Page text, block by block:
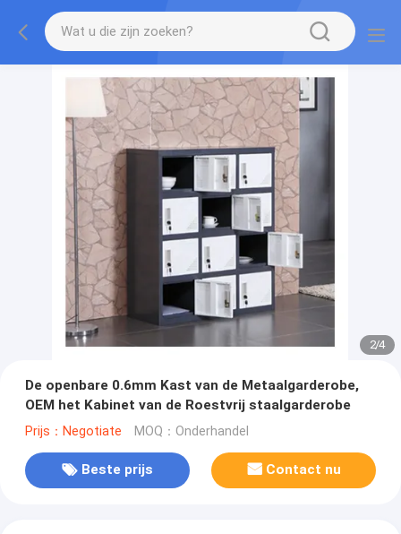
2/4
De openbare 0.6mm Kast van de Metaalgarderobe,
OEM het Kabinet van de Roestvrij staalgarderobe
Prijs：Negotiate MOQ：Onderhandel
Beste prijs Contact nu